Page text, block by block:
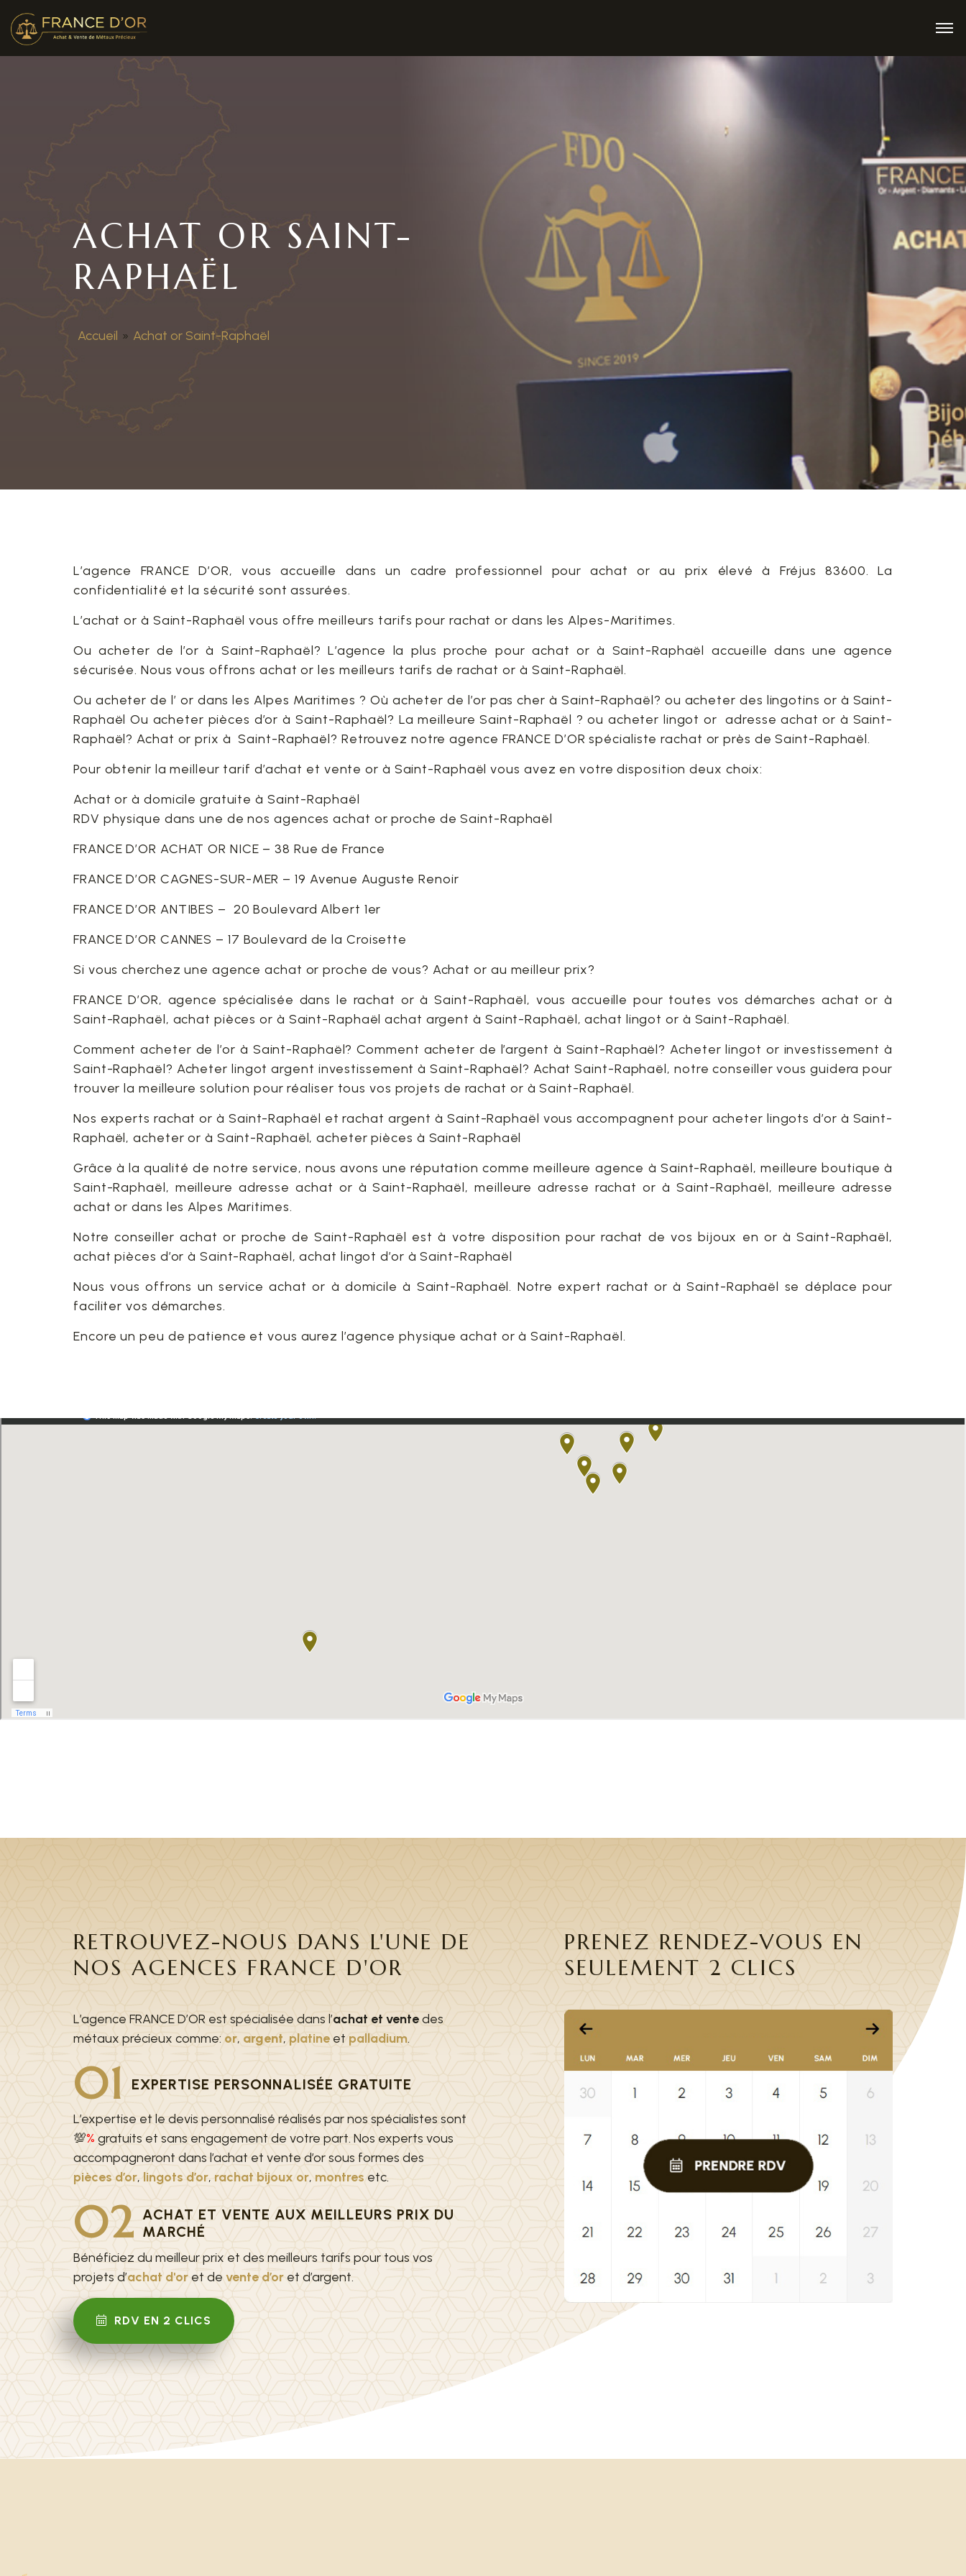
ACHAT OR SAINT-
RAPHAËL
Accueil » Achat or Saint-Raphaël
L’agence FRANCE D’OR, vous accueille dans un cadre professionnel pour achat or au prix élevé à Fréjus 83600. La
confidentialité et la sécurité sont assurées.
L’achat or à Saint-Raphaël vous offre meilleurs tarifs pour rachat or dans les Alpes-Maritimes.
Ou acheter de l’or à Saint-Raphaël? L’agence la plus proche pour achat or à Saint-Raphaël accueille dans une agence
sécurisée. Nous vous offrons achat or les meilleurs tarifs de rachat or à Saint-Raphaël.
Ou acheter de l’ or dans les Alpes Maritimes ? Où acheter de l’or pas cher à Saint-Raphaël? ou acheter des lingotins or à Saint-
Raphaël Ou acheter pièces d’or à Saint-Raphaël? La meilleure Saint-Raphaël ? ou acheter lingot or adresse achat or à Saint-
Raphaël? Achat or prix à Saint-Raphaël? Retrouvez notre agence FRANCE D’OR spécialiste rachat or près de Saint-Raphaël.
Pour obtenir la meilleur tarif d’achat et vente or à Saint-Raphaël vous avez en votre disposition deux choix:
Achat or à domicile gratuite à Saint-Raphaël
RDV physique dans une de nos agences achat or proche de Saint-Raphaël
FRANCE D’OR ACHAT OR NICE – 38 Rue de France
FRANCE D’OR CAGNES-SUR-MER – 19 Avenue Auguste Renoir
FRANCE D’OR ANTIBES – 20 Boulevard Albert 1er
FRANCE D’OR CANNES – 17 Boulevard de la Croisette
Si vous cherchez une agence achat or proche de vous? Achat or au meilleur prix?
FRANCE D’OR, agence spécialisée dans le rachat or à Saint-Raphaël, vous accueille pour toutes vos démarches achat or à
Saint-Raphaël, achat pièces or à Saint-Raphaël achat argent à Saint-Raphaël, achat lingot or à Saint-Raphaël.
Comment acheter de l’or à Saint-Raphaël? Comment acheter de l’argent à Saint-Raphaël? Acheter lingot or investissement à
Saint-Raphaël? Acheter lingot argent investissement à Saint-Raphaël? Achat Saint-Raphaël, notre conseiller vous guidera pour
trouver la meilleure solution pour réaliser tous vos projets de rachat or à Saint-Raphaël.
Nos experts rachat or à Saint-Raphaël et rachat argent à Saint-Raphaël vous accompagnent pour acheter lingots d’or à Saint-
Raphaël, acheter or à Saint-Raphaël, acheter pièces à Saint-Raphaël
Grâce à la qualité de notre service, nous avons une réputation comme meilleure agence à Saint-Raphaël, meilleure boutique à
Saint-Raphaël, meilleure adresse achat or à Saint-Raphaël, meilleure adresse rachat or à Saint-Raphaël, meilleure adresse
achat or dans les Alpes Maritimes.
Notre conseiller achat or proche de Saint-Raphaël est à votre disposition pour rachat de vos bijoux en or à Saint-Raphaël,
achat pièces d’or à Saint-Raphaël, achat lingot d’or à Saint-Raphaël
Nous vous offrons un service achat or à domicile à Saint-Raphaël. Notre expert rachat or à Saint-Raphaël se déplace pour
faciliter vos démarches.
Encore un peu de patience et vous aurez l’agence physique achat or à Saint-Raphaël.
RETROUVEZ-NOUS DANS L'UNE DE
NOS AGENCES FRANCE D'OR
L’agence FRANCE D’OR est spécialisée dans l’achat et ventedes
métaux précieux comme: or, argent, platine et palladium.
01 EXPERTISE PERSONNALISÉE GRATUITE
L’expertise et le devis personnalisé réalisés par nos spécialistes sont
💯% gratuits et sans engagement de votre part. Nos experts vous
accompagneront dans l’achat et vente d’or sous formes des
pièces d’or,lingots d’or, rachat bijoux or, montres etc.
02 ACHAT ET VENTE AUX MEILLEURS PRIX DU
MARCHÉ
Bénéficiez du meilleur prix et des meilleurs tarifs pour tous vos
projets d’achat d'or et de vente d’or et d’argent.
RDV EN 2 CLICS
PRENEZ RENDEZ-VOUS EN
SEULEMENT 2 CLICS